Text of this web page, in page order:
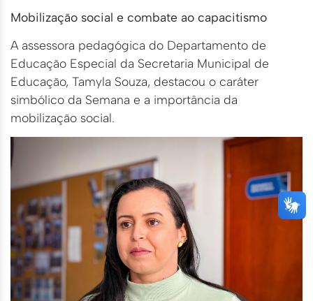
Mobilização social e combate ao capacitismo
A assessora pedagógica do Departamento de
Educação Especial da Secretaria Municipal de
Educação, Tamyla Souza, destacou o caráter
simbólico da Semana e a importância da
mobilização social.